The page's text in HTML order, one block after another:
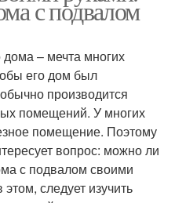
с подвалом
дома – мечта многих
его дом был
производится
помещений. У многих
помещение. Поэтому
вопрос: можно ли
с подвалом своими
следует изучить